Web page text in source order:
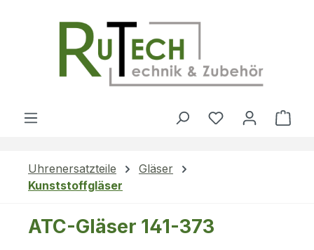
Du hast 0
Uhrenersatzteile
Gläser
Kunststoffgläser
ATC-Gläser 141-373